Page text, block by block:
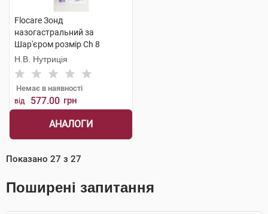
Flocare Зонд
назогастральний за
Шар'єром розмір Ch 8
довжина 110 см 1 шт
Н.В. Нутриція
Немає в наявності
від 577.00 грн
АНАЛОГИ
Показано 27 з 27
Поширені запитання